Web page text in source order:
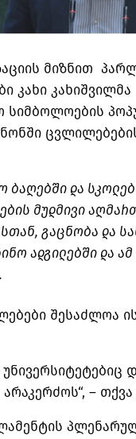
მიზნით
კახი კახიშვილმა
სიმბოლოების
ბაღებში და
მუდმივი
გაცნობა და
ადგილებში და ამ
შესაძლოა
– თქვა